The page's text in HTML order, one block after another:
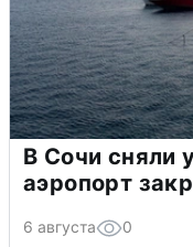
В Сочи сняли
аэропорт
6 августа 0